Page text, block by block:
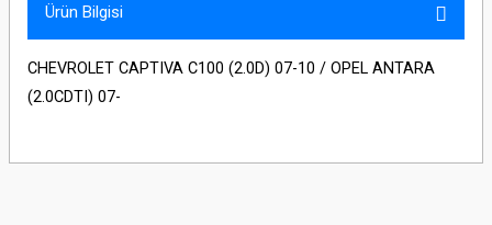
Ürün Bilgisi
CHEVROLET CAPTIVA C100 (2.0D) 07-10 / OPEL ANTARA
(2.0CDTI) 07-